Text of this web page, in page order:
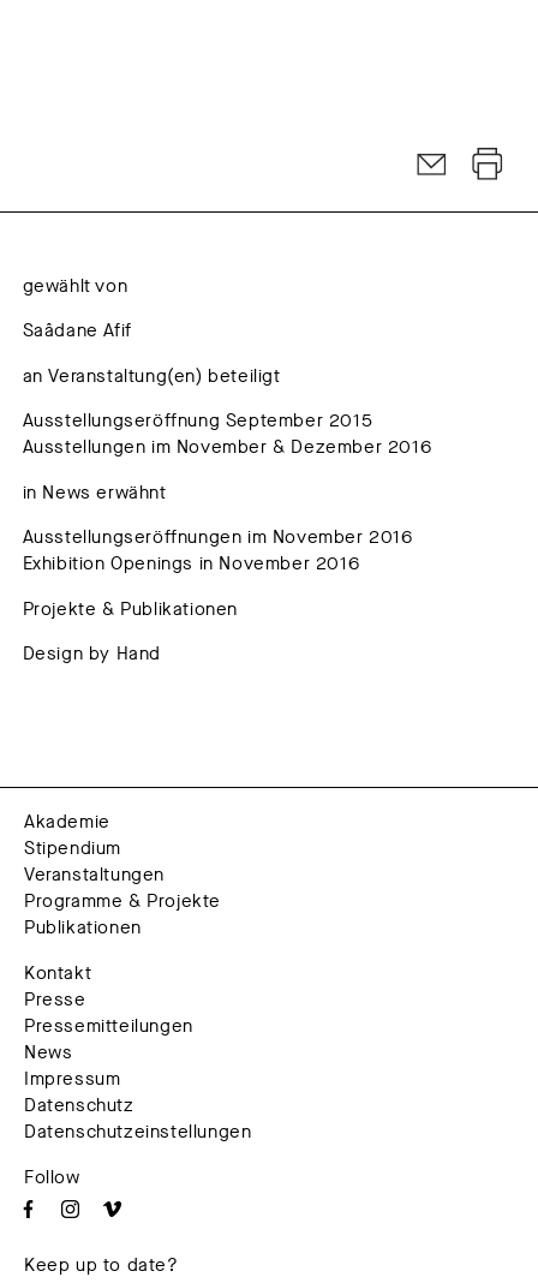
gewählt von
Saâdane Afif
an Veranstaltung(en) beteiligt
Ausstellungseröffnung September 2015
Ausstellungen im November & Dezember 2016
in News erwähnt
Ausstellungseröffnungen im November 2016
Exhibition Openings in November 2016
Projekte & Publikationen
Design by Hand
Akademie
Stipendium
Veranstaltungen
Programme & Projekte
Publikationen
Kontakt
Presse
Pressemitteilungen
News
Impressum
Datenschutz
Datenschutzeinstellungen
Follow
Keep up to date?